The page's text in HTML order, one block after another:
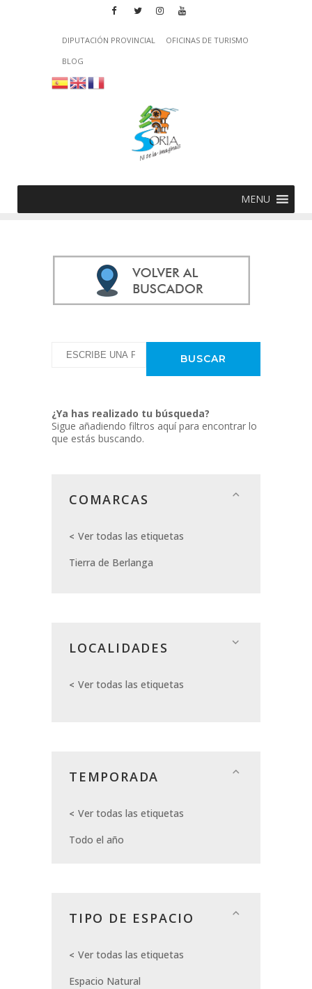
DIPUTACIÓN PROVINCIAL
OFICINAS DE TURISMO
BLOG
MENU
¿Ya has realizado tu búsqueda?
Sigue añadiendo filtros aquí para encontrar lo
que estás buscando.
COMARCAS
Ver todas las etiquetas
Tierra de Berlanga
LOCALIDADES
Ver todas las etiquetas
TEMPORADA
Ver todas las etiquetas
Todo el año
TIPO DE ESPACIO
Ver todas las etiquetas
Espacio Natural